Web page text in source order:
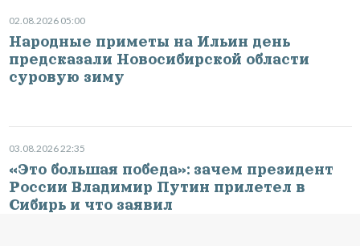
02.08.2026 05:00
Народные приметы на Ильин день
предсказали Новосибирской области
суровую зиму
03.08.2026 22:35
«Это большая победа»: зачем президент
России Владимир Путин прилетел в
Сибирь и что заявил